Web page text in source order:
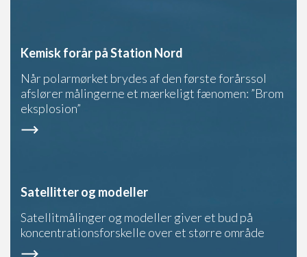
Kemisk forår på Station Nord
Når polarmørket brydes af den første forårssol
afslører målingerne et mærkeligt fænomen: ”Brom
eksplosion”
Satellitter og modeller
Satellitmålinger og modeller giver et bud på
koncentrationsforskelle over et større område